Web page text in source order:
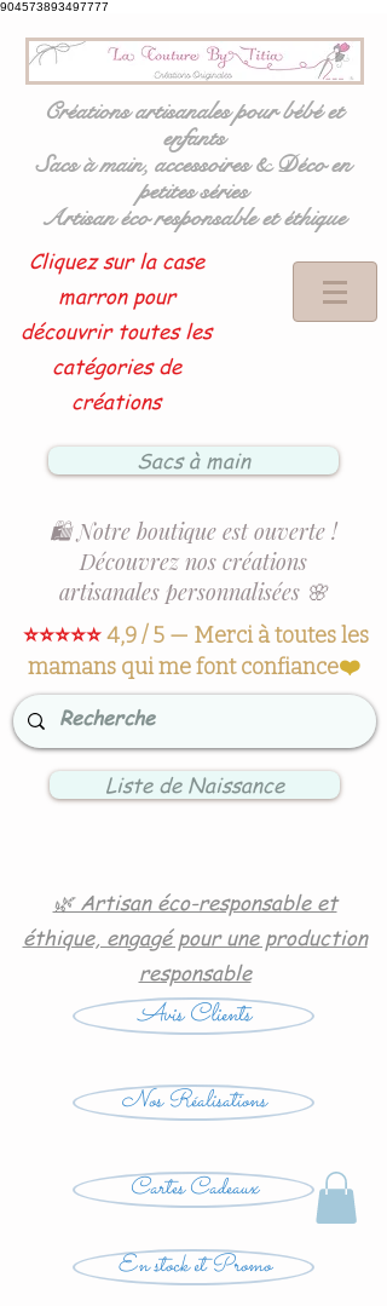
904573893497777
Créations artisanales pour bébé et
enfants
Sacs à main, accessoires & Déco en
petites séries
Artisan éco responsable et éthique
Cliquez sur la case
marron pour
découvrir toutes les
catégories de
créations
Sacs à main
🛍️ Notre boutique est ouverte !
Découvrez nos créations
artisanales personnalisées 🌸
⭐⭐⭐⭐⭐4,9 / 5 — Merci à toutes les
mamans qui me font confiance❤️
Liste de Naissance
🌿 Artisan éco-responsable et
éthique, engagé pour une production
responsable
Avis Clients
Nos Réalisations
Cartes Cadeaux
En stock et Promo